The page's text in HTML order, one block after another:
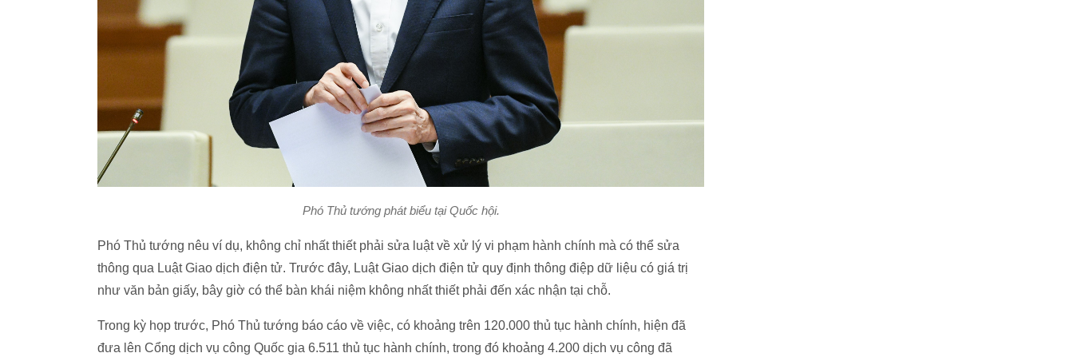
Phó Thủ tướng phát biểu tại Quốc hội.
Phó Thủ tướng nêu ví dụ, không chỉ nhất thiết phải sửa luật về xử lý vi phạm hành chính mà có thể sửa
thông qua Luật Giao dịch điện tử. Trước đây, Luật Giao dịch điện tử quy định thông điệp dữ liệu có giá trị
như văn bản giấy, bây giờ có thể bàn khái niệm không nhất thiết phải đến xác nhận tại chỗ.
Trong kỳ họp trước, Phó Thủ tướng báo cáo về việc, có khoảng trên 120.000 thủ tục hành chính, hiện đã
đưa lên Cổng dịch vụ công Quốc gia 6.511 thủ tục hành chính, trong đó khoảng 4.200 dịch vụ công đã